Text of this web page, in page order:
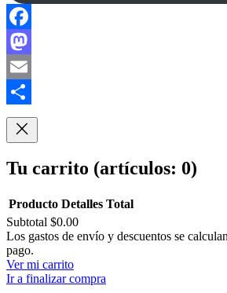
Facebook
Mastodon
Email
Compartir
Tu carrito (artículos: 0)
Productos
del
carrito
Producto Detalles Total
Subtotal $0.00
Los gastos de envío y descuentos se
pago.
Ver mi carrito
Ir a finalizar compra